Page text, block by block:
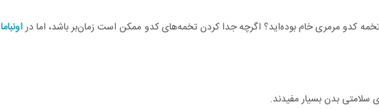
تخمه کدو مرمری خام بوده‌اید؟ اگرچه جدا کردن تخمه‌های کدو ممکن است زمان‌بر باشد، اما دراونباما